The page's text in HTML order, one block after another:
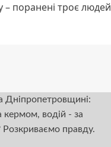
– поранені троє людей